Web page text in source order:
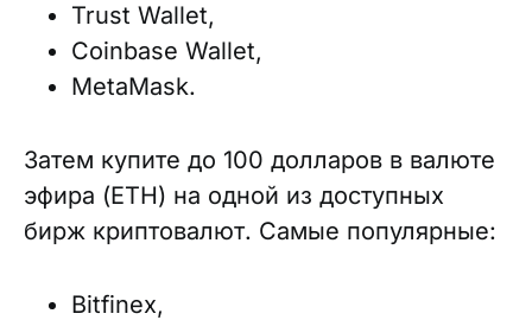
Trust Wallet,
Coinbase Wallet,
MetaMask.
Затем купите до 100 долларов в валюте
эфира (ETH) на одной из доступных
бирж криптовалют. Самые популярные:
Bitfinex,